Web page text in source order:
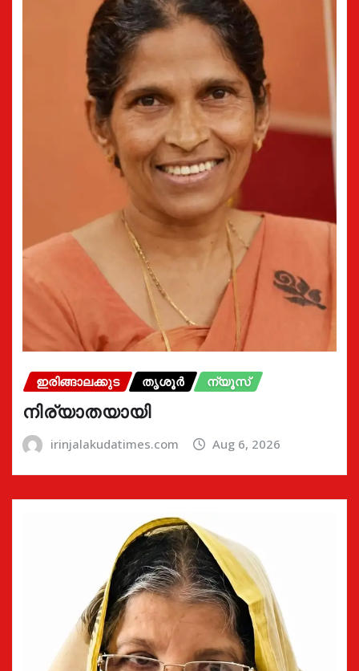
ഇരിങ്ങാലക്കുട തൃശൂർ ന്യൂസ്
നിര്യാതയായി
irinjalakudatimes.com Aug 6, 2026